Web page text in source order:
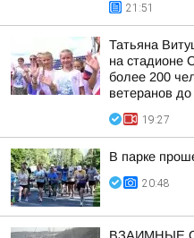
21:51
Татьяна
на стадионе
более 200
ветеранов
19:27
В парке
20:48